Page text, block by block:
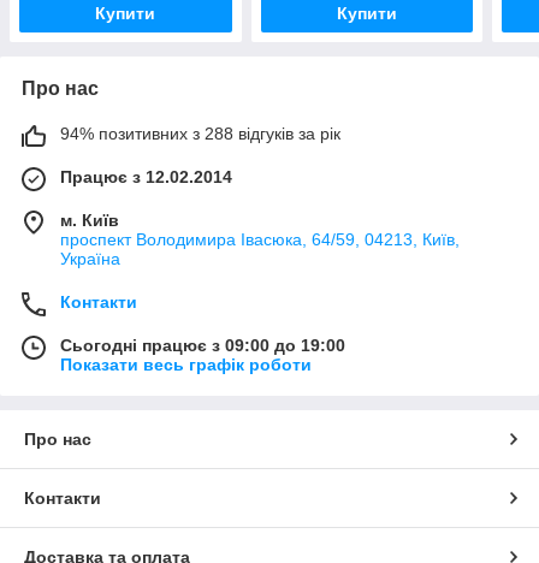
Купити Купити
Про нас
94% позитивних з 288 відгуків за рік
Працює з 12.02.2014
м. Київ
проспект Володимира Івасюка, 64/59, 04213, Київ,
Україна
Контакти
Сьогодні працює з 09:00 до 19:00
Показати весь графік роботи
Про нас
Контакти
Доставка та оплата